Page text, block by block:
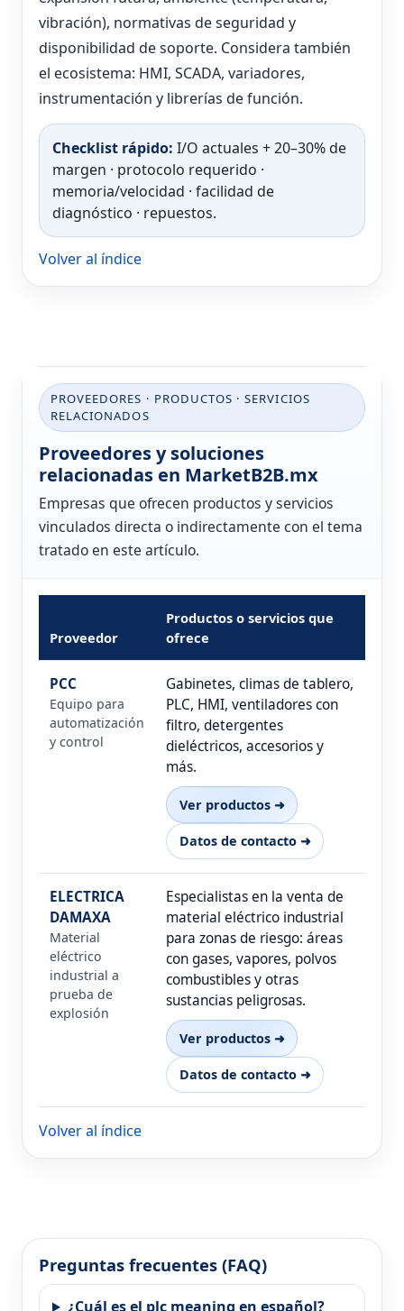
vibración), normativas de seguridad y
disponibilidad de soporte. Considera también
el ecosistema: HMI, SCADA, variadores,
instrumentación y librerías de función.
Checklist rápido: I/O actuales + 20–30% de
margen · protocolo requerido ·
memoria/velocidad · facilidad de
diagnóstico · repuestos.
Volver al índice
PROVEEDORES · PRODUCTOS · SERVICIOS
RELACIONADOS
Proveedores y soluciones
relacionadas en MarketB2B.mx
Empresas que ofrecen productos y servicios
vinculados directa o indirectamente con el tema
tratado en este artículo.
Proveedor
Productos o servicios que
ofrece
PCC
Equipo para
automatización
y control
Gabinetes, climas de tablero,
PLC, HMI, ventiladores con
filtro, detergentes
dieléctricos, accesorios y
más.
Ver productos ➜
Datos de contacto ➜
ELECTRICA
DAMAXA
Material
eléctrico
industrial a
prueba de
explosión
Especialistas en la venta de
material eléctrico industrial
para zonas de riesgo: áreas
con gases, vapores, polvos
combustibles y otras
sustancias peligrosas.
Ver productos ➜
Datos de contacto ➜
Volver al índice
Preguntas frecuentes (FAQ)
¿Cuál es el plc meaning en español?